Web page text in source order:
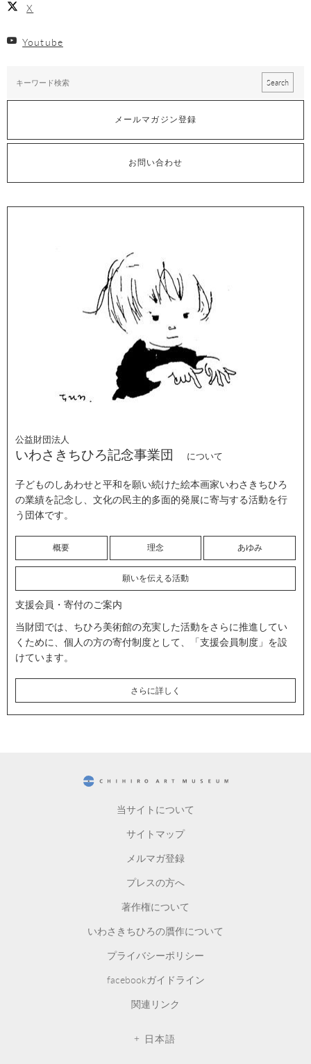
X
Youtube
メールマガジン登録
お問い合わせ
公益財団法人
いわさきちひろ記念事業団 について
子どものしあわせと平和を願い続けた絵本画家いわさきちひろ
の業績を記念し、文化の民主的多面的発展に寄与する活動を行
う団体です。
概要 理念 あゆみ
願いを伝える活動
支援会員・寄付のご案内
当財団では、ちひろ美術館の充実した活動をさらに推進してい
くために、個人の方の寄付制度として、「支援会員制度」を設
けています。
さらに詳しく
当サイトについて
サイトマップ
メルマガ登録
プレスの方へ
著作権について
いわさきちひろの贋作について
プライバシーポリシー
facebookガイドライン
関連リンク
日本語